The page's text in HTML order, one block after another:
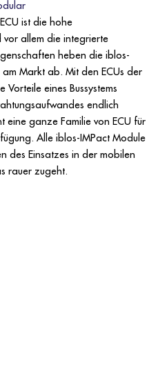
ist die hohe
vor allem die integrierte
heben die iblos-
am Markt ab. Mit den ECUs der
Vorteile eines Bussystems
endlich
eine ganze Familie von ECU für
Alle iblos-IMPact Module
des Einsatzes in der mobilen
rauer zugeht.